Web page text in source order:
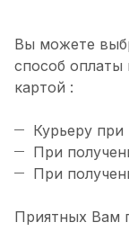
Вы можете
способ оплаты
картой :
Курьеру при
При
При
Приятных Вам